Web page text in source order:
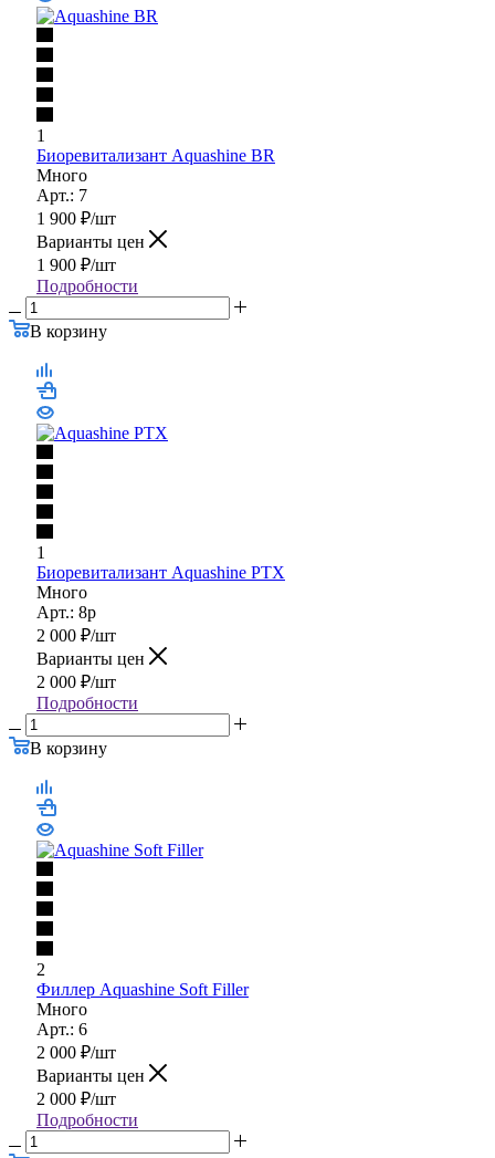
1
Биоревитализант Aquashine BR
Много
Арт.: 7
1 900₽/шт
Варианты цен
1 900₽/шт
В корзину
1
Биоревитализант Aquashine PTX
Много
Арт.: 8p
2 000₽/шт
Варианты цен
2 000₽/шт
В корзину
2
Филлер Aquashine Soft Filler
Много
Арт.: 6
2 000₽/шт
Варианты цен